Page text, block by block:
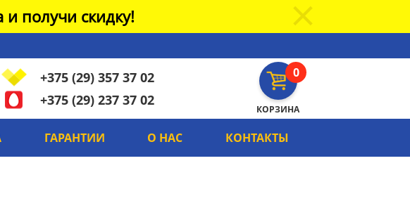
и получи скидку!
0
КОРЗИНА
+375 (29) 357 37 02
+375 (29) 237 37 02
ГАРАНТИИ О НАС КОНТАКТЫ